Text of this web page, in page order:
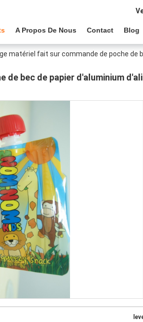
A Propos De Nous Contact Blog
matériel fait sur commande de poche de
bec de papier d'aluminium